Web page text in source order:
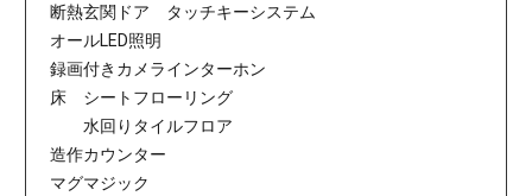
断熱玄関ドア タッチキーシステム
オールLED照明
録画付きカメラインターホン
床 シートフローリング
水回りタイルフロア
造作カウンター
マグマジック